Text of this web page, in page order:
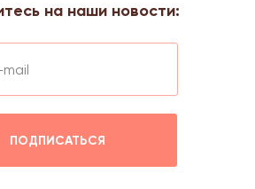
ПОДПИСАТЬСЯ
на наши новости: